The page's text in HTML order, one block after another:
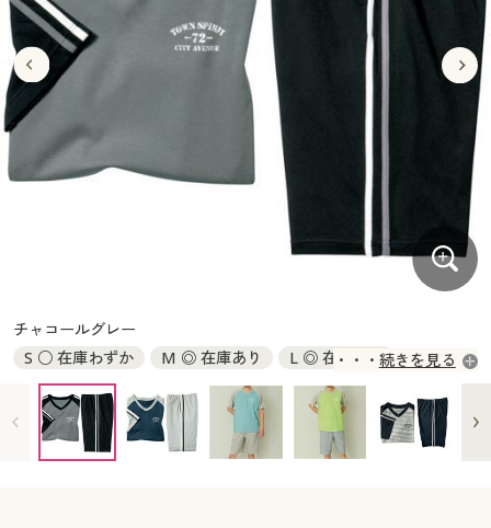
寝具・ベッド
カーテン・ラグ・ファブリック
美容・健康・サプリメント
制服・スクールすべて
制服・学生服
ジュニア・ティーンズ下着
大きいサイズ
大きいサイズ通販すべて
大きいサイズ レディース服
大きいサイズ 事務・制服
バーゲン
バーゲンセール
詳細検索
カタログ・チラシからのご注文
デジタルカタログ
カタログ無料プレゼント
カーテン・ラグ・ファブリック
制服・学生服
ジュニア・ティーンズ下着
大きいサイズ通販すべて
大きいサイズ レディース服
大きいサイズ レディース下着
バーゲン
バーゲンセール
シークレットセール
詳細検索
商品カテゴリ一覧
カタログ無料プレゼント
会員メニュー
チャコールグレー
S ○ 在庫わずか
M ◎ 在庫あり
L ◎ 在庫あり
LL ◎ 在庫あり
3L ○ 在庫わずか 5L ◎ 在庫あり
続きを見る